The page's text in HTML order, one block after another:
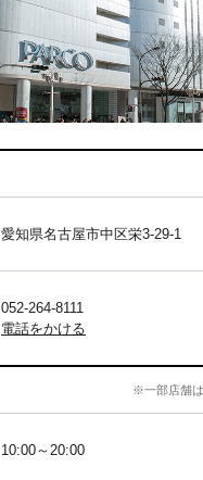
愛知県名古屋市中区栄3-29-1
052-264-8111
電話をかける
※一部店舗は
10:00～20:00